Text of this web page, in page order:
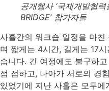
공개행사 ‘국제개발협
BRIDGE’ 참가자들
사흘간의 워크숍 일정을 마
며 짧게는 4시간, 길게는 17
습니다. 긴 여정에도 불구하
접 접하고, 나아가 서로의 경
있었기에 지난 사흘은 모두